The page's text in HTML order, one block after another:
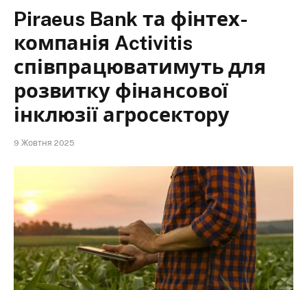
Piraeus Bank та фінтех-
компанія Activitis
співпрацюватимуть для
розвитку фінансової
інклюзії агросектору
9 Жовтня 2025